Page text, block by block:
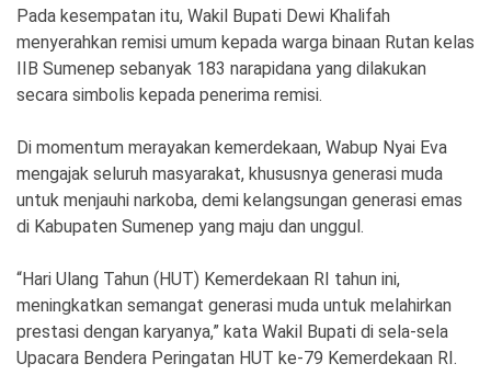
All
Right
Reserve
Pada kesempatan itu, Wakil Bupati Dewi Khalifah
menyerahkan remisi umum kepada warga binaan Rutan kelas
IIB Sumenep sebanyak 183 narapidana yang dilakukan
secara simbolis kepada penerima remisi.
Di momentum merayakan kemerdekaan, Wabup Nyai Eva
mengajak seluruh masyarakat, khususnya generasi muda
untuk menjauhi narkoba, demi kelangsungan generasi emas
di Kabupaten Sumenep yang maju dan unggul.
“Hari Ulang Tahun (HUT) Kemerdekaan RI tahun ini,
meningkatkan semangat generasi muda untuk melahirkan
prestasi dengan karyanya,” kata Wakil Bupati di sela-sela
Upacara Bendera Peringatan HUT ke-79 Kemerdekaan RI.